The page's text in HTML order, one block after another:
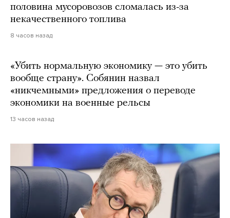
половина мусоровозов сломалась из-за
некачественного топлива
8 часов назад
«Убить нормальную экономику — это убить
вообще страну». Собянин назвал
«никчемными» предложения о переводе
экономики на военные рельсы
13 часов назад